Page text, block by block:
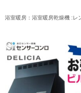
浴室暖房：浴室暖房乾燥機 :レ